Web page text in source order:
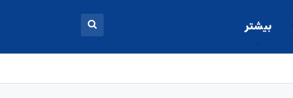
بیشتر